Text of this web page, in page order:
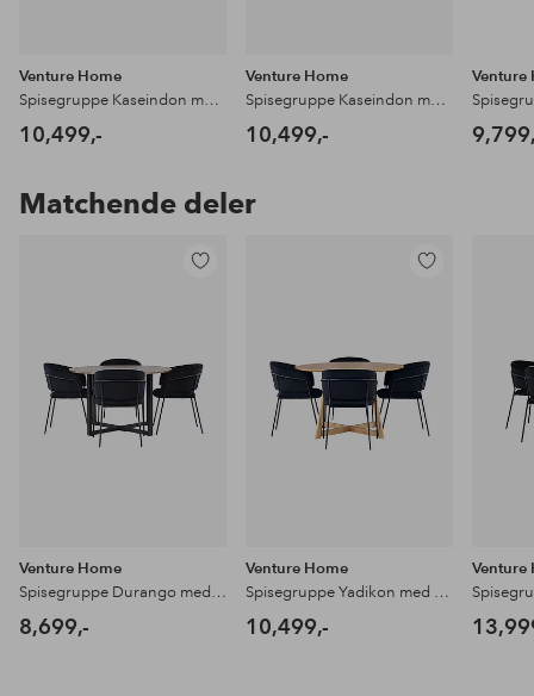
Venture Home
Spisegruppe Kaseindon med 4 stk stoler Tomorrow
10,499,-
Venture Home
Spisegruppe Kaseindon med 4 stk stoler Modesto
10,499,-
Venture
Matchende deler
Venture Home
Spisegruppe Durango med 4 stk stoler Selma
8,699,-
Venture Home
Spisegruppe Yadikon med 4 stk stoler Selma
10,499,-
Venture